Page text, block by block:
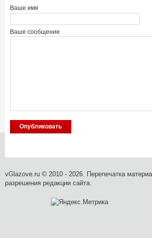
Ваше имя
Ваше сообщение
vGlazove.ru © 2010 - 2026. Перепечатка
разрешения редакции сайта.